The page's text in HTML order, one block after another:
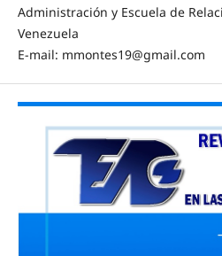
Administración y Escuela de
Venezuela
E-mail: mmontes19@gmail.com